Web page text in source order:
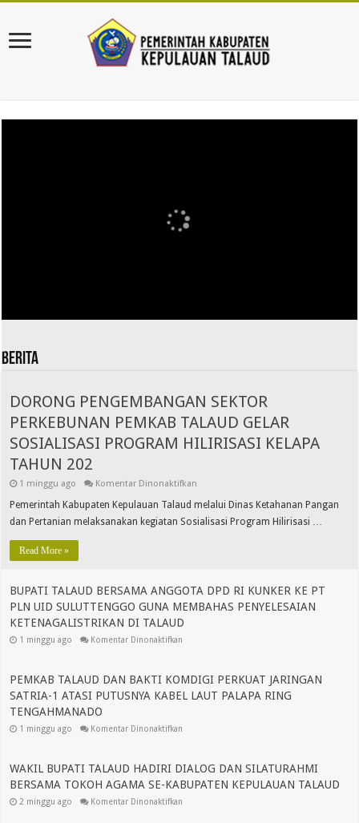
BERITA
DORONG PENGEMBANGAN SEKTOR
PERKEBUNAN PEMKAB TALAUD GELAR
SOSIALISASI PROGRAM HILIRISASI KELAPA
TAHUN 202
1 minggu ago Komentar Dinonaktifkan
​Pemerintah Kabupaten Kepulauan Talaud melalui Dinas Ketahanan Pangan
dan Pertanian melaksanakan kegiatan Sosialisasi Program Hilirisasi …
Read More »
BUPATI TALAUD BERSAMA ANGGOTA DPD RI KUNKER KE PT
PLN UID SULUTTENGGO GUNA MEMBAHAS PENYELESAIAN
KETENAGALISTRIKAN DI TALAUD
1 minggu ago Komentar Dinonaktifkan
PEMKAB TALAUD DAN BAKTI KOMDIGI PERKUAT JARINGAN
SATRIA-1 ATASI PUTUSNYA KABEL LAUT PALAPA RING
TENGAHMANADO
1 minggu ago Komentar Dinonaktifkan
WAKIL BUPATI TALAUD HADIRI DIALOG DAN SILATURAHMI
BERSAMA TOKOH AGAMA SE-KABUPATEN KEPULAUAN TALAUD
2 minggu ago Komentar Dinonaktifkan